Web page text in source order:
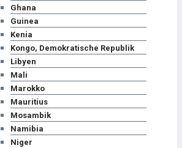
Ghana
Guinea
Kenia
Kongo, Demokratische Republik
Libyen
Mali
Marokko
Mauritius
Mosambik
Namibia
Niger